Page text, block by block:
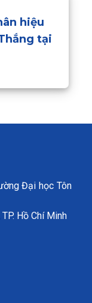
hiệu
tại
Đại học Tôn
Hồ Chí Minh